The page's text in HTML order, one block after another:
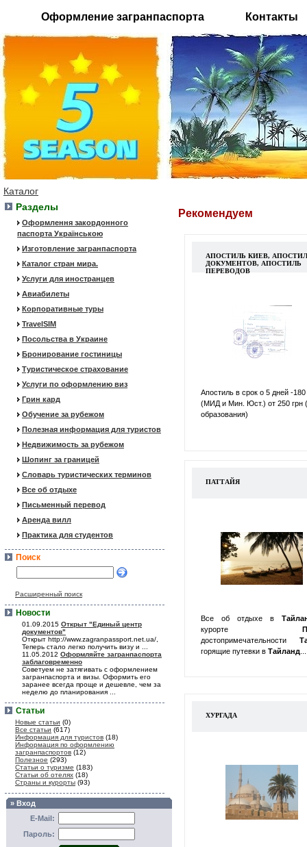
Оформление загранпаспорта Контакты
Каталог
Разделы
Оформлення закордонного
паспорта Українською
Изготовление загранпаспорта
Каталог стран мира.
Услуги для иностранцев
Авиабилеты
Корпоративные туры
TravelSIM
Посольства в Украине
Бронирование гостиницы
Туристическое страхование
Услуги по оформлению виз
Грин кард
Обучение за рубежом
Полезная информация для туристов
Недвижимость за рубежом
Шопинг за границей
Словарь туристических терминов
Все об отдыхе
Письменный перевод
Аренда вилл
Практика для студентов
Поиск
Расширенный поиск
Новости
01.09.2015 Открыт "Единый центр
документов"
Открыт http://www.zagranpassport.net.ua/,
Теперь стало легко получить визу и ...
11.05.2012 Оформляйте загранпаспорта
заблаговременно
Советуем не затягивать с оформлением
загранпаспорта и визы. Оформить его
заранее всегда проще и дешевле, чем за
неделю до планирования ...
Статьи
Новые статьи (0)
Все статьи (617)
Информация для туристов (18)
Информация по оформлению
загранпаспортов (12)
Полезное (293)
Статьи о туризме (183)
Статьи об отелях (18)
Страны и курорты (93)
» Вход
E-Mail:
Пароль:
Рекомендуем
АПОСТИЛЬ КИЕВ,
ДОКУМЕНТОВ, АПОСТИЛЬ
ПЕРЕВОДОВ
Апостиль в срок о 5 дней -180
(МИД и Мин. Юст.) от 250 грн
образования)
ПАТТАЙЯ
Все об отдыхе в
курорте
достопримечательности
горящие путевки в Тайланд
ХУРГАДА